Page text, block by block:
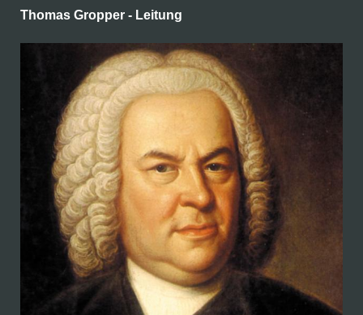
Thomas Gropper - Leitung